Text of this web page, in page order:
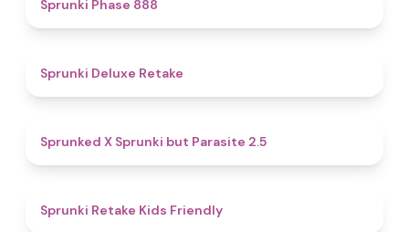
Sprunki Phase 888
Sprunki Deluxe Retake
Sprunked X Sprunki but Parasite 2.5
Sprunki Retake Kids Friendly